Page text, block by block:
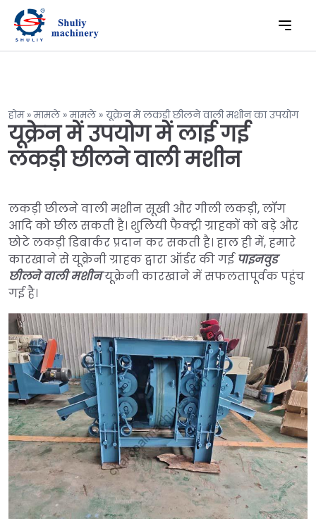
होम»मामले»मामले» यूक्रेन में लकड़ी छीलने वाली मशीन का उपयोग
यूक्रेन में उपयोग में लाई गई
लकड़ी छीलने वाली मशीन
लकड़ी छीलने वाली मशीन सूखी और गीली लकड़ी, लॉग
आदि को छील सकती है। शुलियी फैक्ट्री ग्राहकों को बड़े और
छोटे लकड़ी डिबार्कर प्रदान कर सकती है। हाल ही में, हमारे
कारखाने से यूक्रेनी ग्राहक द्वारा ऑर्डर की गई पाइनवुड
छीलने वाली मशीनयूक्रेनी कारखाने में सफलतापूर्वक पहुंच
गई है।